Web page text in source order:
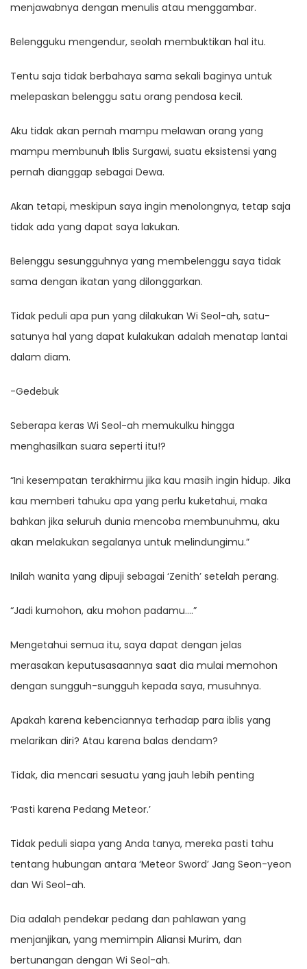
menjawabnya dengan menulis atau menggambar.
Belengguku mengendur, seolah membuktikan hal itu.
Tentu saja tidak berbahaya sama sekali baginya untuk
melepaskan belenggu satu orang pendosa kecil.
Aku tidak akan pernah mampu melawan orang yang
mampu membunuh Iblis Surgawi, suatu eksistensi yang
pernah dianggap sebagai Dewa.
Akan tetapi, meskipun saya ingin menolongnya, tetap saja
tidak ada yang dapat saya lakukan.
Belenggu sesungguhnya yang membelenggu saya tidak
sama dengan ikatan yang dilonggarkan.
Tidak peduli apa pun yang dilakukan Wi Seol-ah, satu-
satunya hal yang dapat kulakukan adalah menatap lantai
dalam diam.
-Gedebuk
Seberapa keras Wi Seol-ah memukulku hingga
menghasilkan suara seperti itu!?
“Ini kesempatan terakhirmu jika kau masih ingin hidup. Jika
kau memberi tahuku apa yang perlu kuketahui, maka
bahkan jika seluruh dunia mencoba membunuhmu, aku
akan melakukan segalanya untuk melindungimu.”
Inilah wanita yang dipuji sebagai ‘Zenith’ setelah perang.
“Jadi kumohon, aku mohon padamu….”
Mengetahui semua itu, saya dapat dengan jelas
merasakan keputusasaannya saat dia mulai memohon
dengan sungguh-sungguh kepada saya, musuhnya.
Apakah karena kebenciannya terhadap para iblis yang
melarikan diri? Atau karena balas dendam?
Tidak, dia mencari sesuatu yang jauh lebih penting
‘Pasti karena Pedang Meteor.’
Tidak peduli siapa yang Anda tanya, mereka pasti tahu
tentang hubungan antara ‘Meteor Sword’ Jang Seon-yeon
dan Wi Seol-ah.
Dia adalah pendekar pedang dan pahlawan yang
menjanjikan, yang memimpin Aliansi Murim, dan
bertunangan dengan Wi Seol-ah.